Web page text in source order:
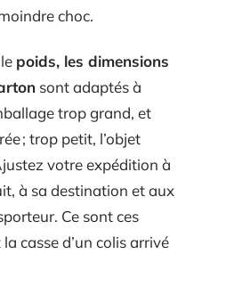
choc.
poids, les dimensions
sont adaptés à
trop grand, et
; trop petit, l’objet
votre expédition à
à sa destination et aux
Ce sont ces
casse d’un colis arrivé